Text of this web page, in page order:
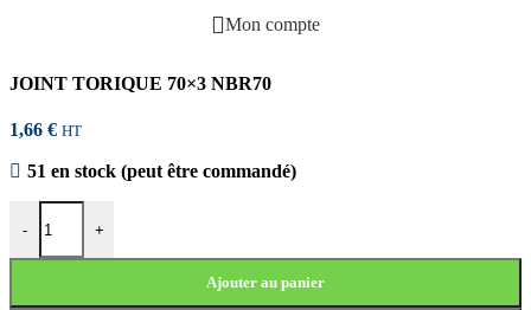
Mon compte
JOINT TORIQUE 70×3 NBR70
1,66 € HT
51 en stock (peut être commandé)
-
quantité de JOINT TORIQUE 70x3 NBR70
+
Ajouter au panier